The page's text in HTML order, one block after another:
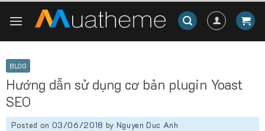
BLOG
Hướng dẫn sử dụng cơ bản plugin Yoast
SEO
Posted on 03/06/2018 by Nguyen Duc Anh